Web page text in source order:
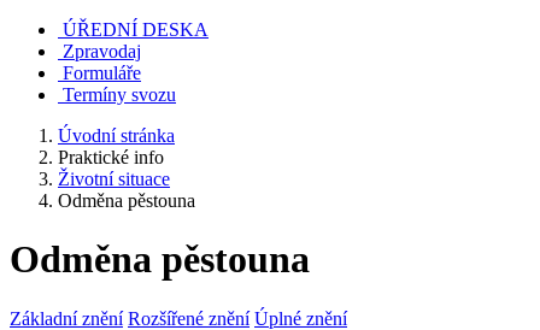
ÚŘEDNÍ DESKA
Zpravodaj
Formuláře
Termíny svozu
Úvodní stránka
Praktické info
Životní situace
Odměna pěstouna
Odměna pěstouna
Základní znění Rozšířené znění Úplné znění